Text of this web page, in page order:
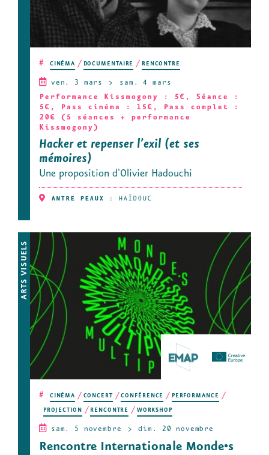
# CINÉMA DOCUMENTAIRE RENCONTRE
ven. 3 mars sam. 4 mars
Performance Kissmogony : 5€, Séance :
5€, Pass cinéma : 15€, Pass complet :
20€ (5 séances + performance
Kissmogony)
Hacker et repenser l’exil (et ses
mémoires)
Une proposition d'Olivier Hadouchi
ANTRE PEAUX : HAÏDOUC
ARTS VISUELS
# CINÉMA CONCERT CONFÉRENCE PERFORMANCE
PROJECTION RENCONTRE WORKSHOP
sam. 5 novembre dim. 20 novembre
Rencontre Internationale Monde•s